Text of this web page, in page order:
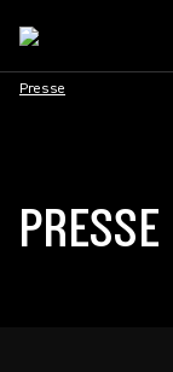
Presse
PRESSE